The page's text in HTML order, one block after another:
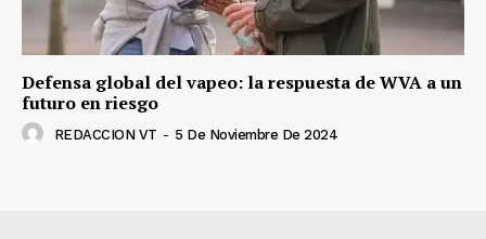
Defensa global del vapeo: la respuesta de WVA a un
futuro en riesgo
REDACCION VT - 5 De Noviembre De 2024